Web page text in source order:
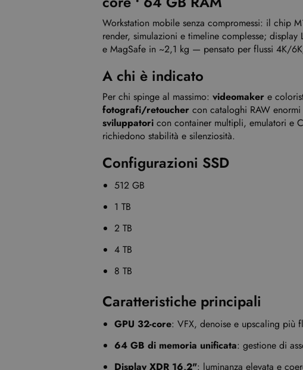
Workstation mobile senza compromessi: il chip
render, simulazioni e timeline complesse;
e MagSafe in ~2,1 kg — pensato per flussi 4K/
A chi è indicato
Per chi spinge al massimo: videomaker e
fotografi/retoucher con cataloghi RAW
sviluppatori con container multipli, emulatori e
richiedono stabilità e silenziosità.
Configurazioni SSD
512 GB
1 TB
2 TB
4 TB
8 TB
Caratteristiche principali
GPU 32-core: VFX, denoise e upscaling più
64 GB di memoria unificata: gestione di
Display XDR 16,2": luminanza elevata e